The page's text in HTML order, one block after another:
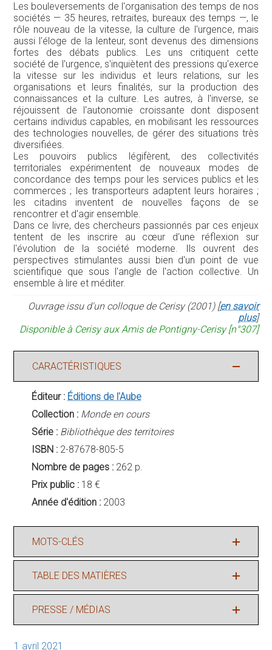
Les bouleversements de l'organisation des temps de nos
sociétés — 35 heures, retraites, bureaux des temps —, le
rôle nouveau de la vitesse, la culture de l'urgence, mais
aussi l'éloge de la lenteur, sont devenus des dimensions
fortes des débats publics. Les uns critiquent cette
société de l'urgence, s'inquiètent des pressions qu'exerce
la vitesse sur les individus et leurs relations, sur les
organisations et leurs finalités, sur la production des
connaissances et la culture. Les autres, à l'inverse, se
réjouissent de l'autonomie croissante dont disposent
certains individus capables, en mobilisant les ressources
des technologies nouvelles, de gérer des situations très
diversifiées.
Les pouvoirs publics légifèrent, des collectivités
territoriales expérimentent de nouveaux modes de
concordance des temps pour les services publics et les
commerces ; les transporteurs adaptent leurs horaires ;
les citadins inventent de nouvelles façons de se
rencontrer et d'agir ensemble.
Dans ce livre, des chercheurs passionnés par ces enjeux
tentent de les inscrire au cœur d'une réflexion sur
l'évolution de la société moderne. Ils ouvrent des
perspectives stimulantes aussi bien d'un point de vue
scientifique que sous l'angle de l'action collective. Un
ensemble à lire et méditer.
Ouvrage issu d'un colloque de Cerisy (2001) [en savoir
plus]
Disponible à Cerisy aux Amis de Pontigny-Cerisy [n°307]
CARACTÉRISTIQUES
Éditeur : Éditions de l'Aube
Collection : Monde en cours
Série : Bibliothèque des territoires
ISBN : 2-87678-805-5
Nombre de pages : 262 p.
Prix public : 18 €
Année d'édition : 2003
MOTS-CLÉS
TABLE DES MATIÈRES
PRESSE / MÉDIAS
1 avril 2021